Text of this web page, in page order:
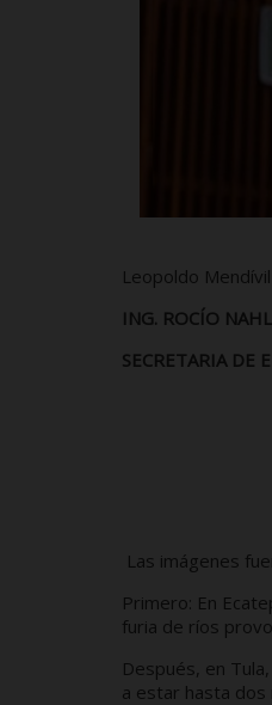
Leopoldo Mendívil
ING. ROCÍO
SECRETARIA DE
Las imágenes
Primero: En
furia de ríos
Después, en
a estar hasta